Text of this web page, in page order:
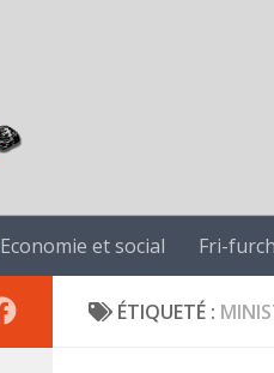
Economie et social Fri-
ÉTIQUETÉ :